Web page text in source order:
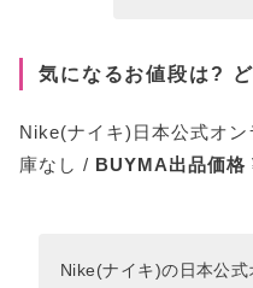
気になるお値段は?
Nike(ナイキ)日本公式オ
庫なし / BUYMA出品価格
Nike(ナイキ)の日本公